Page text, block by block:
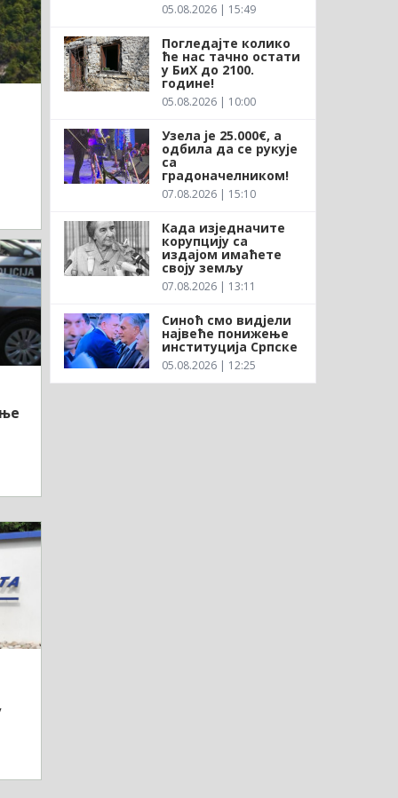
05.08.2026 | 15:49
Погледајте колико
ће нас тачно остати
у БиХ до 2100.
године!
05.08.2026 | 10:00
Узела је 25.000€, а
одбила да се рукује
са
градоначелником!
07.08.2026 | 15:10
Када изједначите
корупцију са
издајом имаћете
своју земљу
07.08.2026 | 13:11
Синоћ смо видјели
највеће понижење
институција Српске
05.08.2026 | 12:25